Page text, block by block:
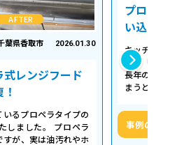
AFTER
葉県香取市 2026.01.30
レンジフード
るプロペラタイプの
しました。 プロペラ
が、実は油汚れやホ
プロの
い込み
キッチン
える「シ
長年の調
まうとご
事例の詳